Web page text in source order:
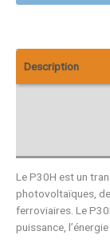
Description
Le P30H est un
photovoltaïques,
ferroviaires. Le
puissance,